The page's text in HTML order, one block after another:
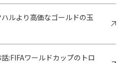
ルより高価なゴールドの玉
:FIFAワールドカップのトロ